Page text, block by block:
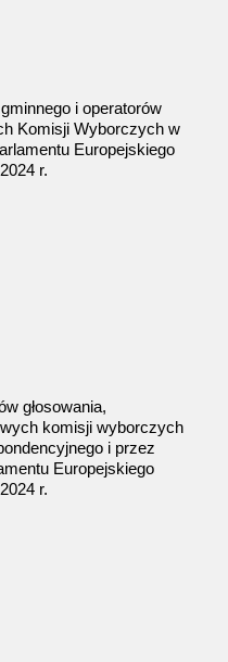
i operatorów
Komisji Wyborczych w
Europejskiego
r.
głosowania,
komisji wyborczych
i przez
Europejskiego
r.